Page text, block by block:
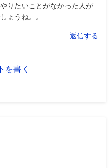
りたいことがなかった人が
ょうね。。
返信する
を書く